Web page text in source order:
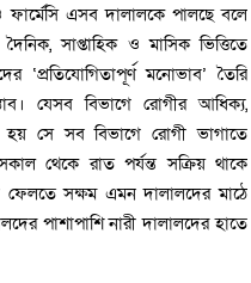
ফার্মেসি এসব দালালকে পালছে বলে
সাপ্তাহিক ও মাসিক ভিত্তিতে
‘প্রতিযোগিতাপূর্ণ মনোভাব’ তৈরি
যেসব বিভাগে রোগীর আধিক্য,
হয় সে সব বিভাগে রোগী ভাগাতে
থেকে রাত পর্যন্ত সক্রিয় থাকে
সক্ষম এমন দালালদের মাঠে
পাশাপাশি নারী দালালদের হাতে